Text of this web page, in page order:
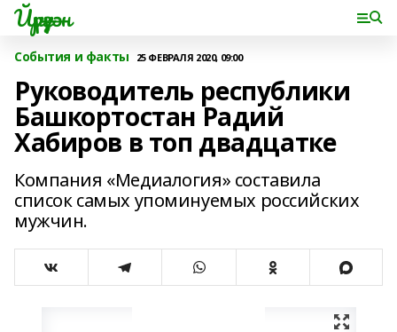
Йүрүҙән
События и факты 25 ФЕВРАЛЯ 2020, 09:00
Руководитель республики
Башкортостан Радий
Хабиров в топ двадцатке
Компания «Медиалогия» составила
список самых упоминуемых российских
мужчин.